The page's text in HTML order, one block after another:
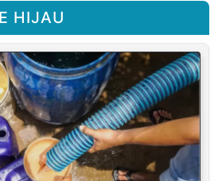
HIJAU